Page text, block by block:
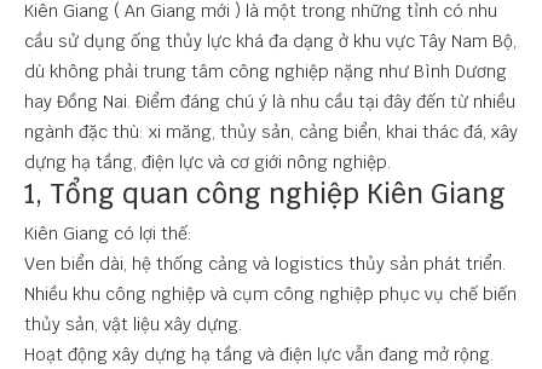
Kiên Giang ( An Giang mới ) là một trong những tỉnh có nhu
cầu sử dụng ống thủy lực khá đa dạng ở khu vực Tây Nam Bộ,
dù không phải trung tâm công nghiệp nặng như Bình Dương
hay Đồng Nai. Điểm đáng chú ý là nhu cầu tại đây đến từ nhiều
ngành đặc thù: xi măng, thủy sản, cảng biển, khai thác đá, xây
dựng hạ tầng, điện lực và cơ giới nông nghiệp.
1, Tổng quan công nghiệp Kiên Giang
Kiên Giang có lợi thế:
Ven biển dài, hệ thống cảng và logistics thủy sản phát triển.
Nhiều khu công nghiệp và cụm công nghiệp phục vụ chế biến
thủy sản, vật liệu xây dựng.
Hoạt động xây dựng hạ tầng và điện lực vẫn đang mở rộng.